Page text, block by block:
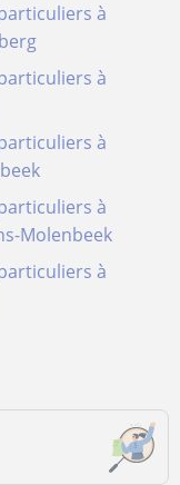
à
à
à
à
Molenbeek
à